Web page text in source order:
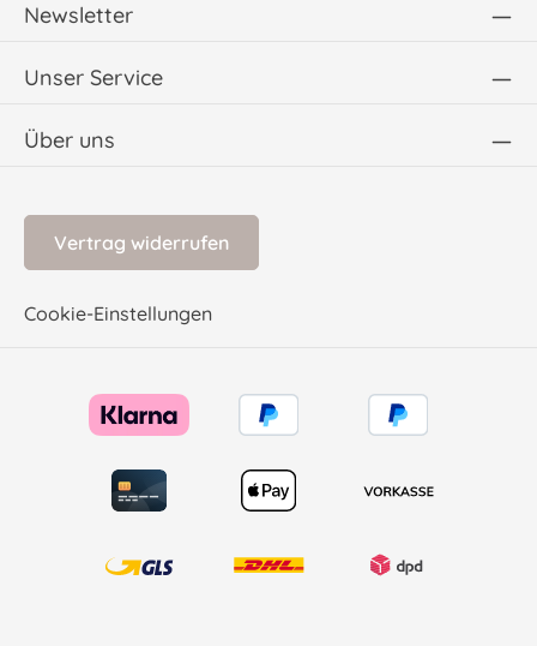
Newsletter
Unser Service
Über uns
Vertrag widerrufen
Cookie-Einstellungen